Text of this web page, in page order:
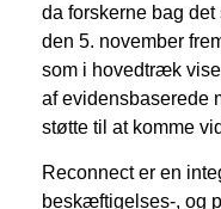
da forskerne bag
den 5. november
som i hovedtræk
af evidensbaserede
støtte til at komme
Reconnect er en
beskæftigelses-, og